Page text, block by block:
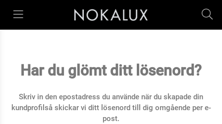
Har du glömt ditt lösenord?
Skriv in den epostadress du använde när du skapade din
kundprofilså skickar vi ditt lösenord till dig omgående per e-
post.